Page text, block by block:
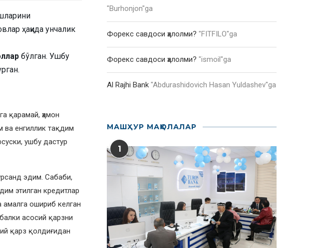
ҳақида унчалик
бўлган. Ушбу
қарамай, ҳамон
ва енгиллик тақдим
ушбу дастур
эдим. Сабаби,
этилган кредитлар
ошириб келган
асосий қарзни
қарз қолдиғидан
"Burhonjon"ga
Форекс савдоси ҳалолми? "FITFILO"ga
Форекс савдоси ҳалолми? "ismoil"ga
Al Rajhi Bank "Abdurashidovich Hasan Yuldashev"ga
МАШҲУР МАҚОЛАЛАР
1